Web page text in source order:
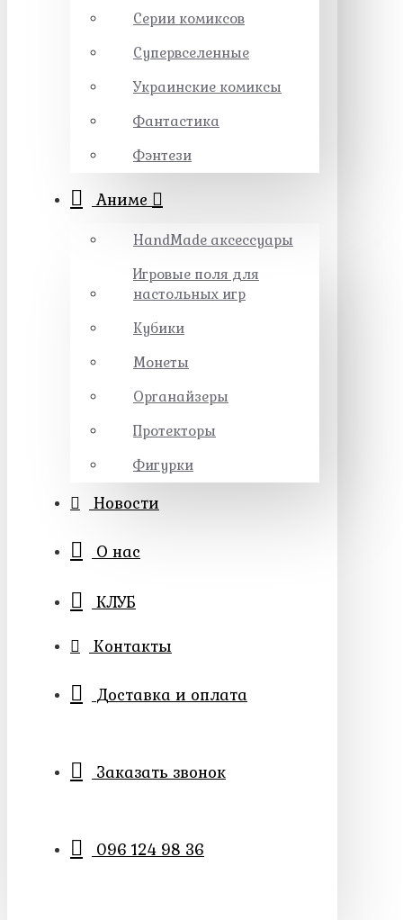
Серии комиксов
Супервселенные
Украинские комиксы
Фантастика
Фэнтези
Аниме
HandMade аксессуары
Игровые поля для
настольных игр
Кубики
Монеты
Органайзеры
Протекторы
Фигурки
Новости
О нас
КЛУБ
Контакты
Доставка и оплата
Заказать звонок
096 124 98 36